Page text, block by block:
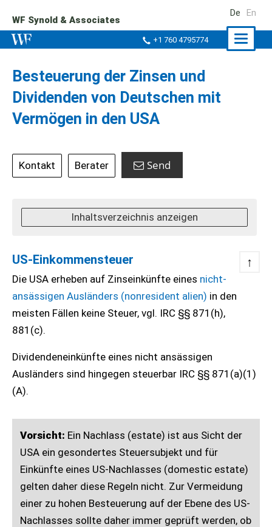
WF Synold & Associates
+1 760 4795774
De En
Besteuerung der Zinsen und
Dividenden von Deutschen mit
Vermögen in den USA
Kontakt Berater Send
Inhaltsverzeichnis anzeigen
US-Einkommensteuer ↑
Die USA erheben auf Zinseinkünfte eines nicht-
ansässigen Ausländers (nonresident alien) in den
meisten Fällen keine Steuer, vgl. IRC §§ 871(h),
881(c).
Dividendeneinkünfte eines nicht ansässigen
Ausländers sind hingegen steuerbar IRC §§ 871(a)(1)
(A).
Vorsicht: Ein Nachlass (estate) ist aus Sicht der
USA ein gesondertes Steuersubjekt und für
Einkünfte eines US-Nachlasses (domestic estate)
gelten daher diese Regeln nicht. Zur Vermeidung
einer zu hohen Besteuerung auf der Ebene des US-
Nachlasses sollte daher immer geprüft werden, ob